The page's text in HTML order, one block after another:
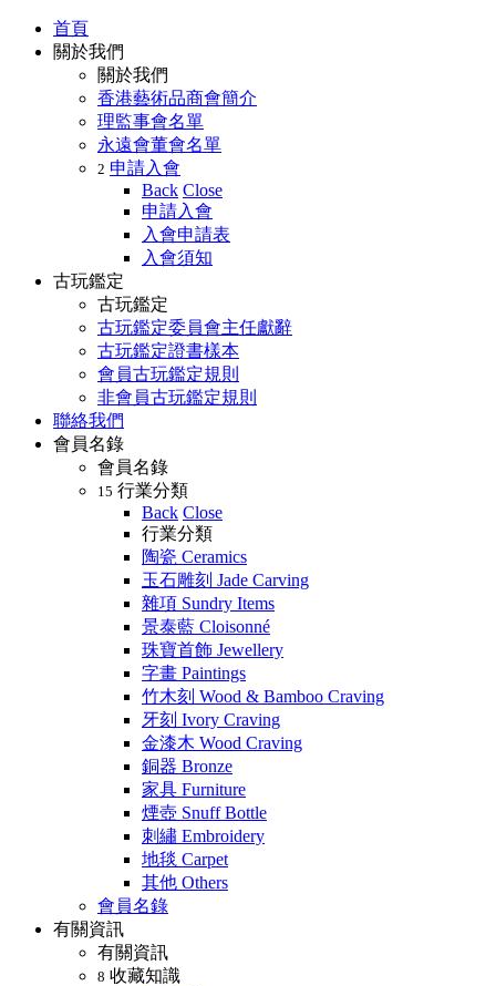
首頁
關於我們
關於我們
香港藝術品商會簡介
理監事會名單
永遠會董會名單
2 申請入會
Back Close
申請入會
入會申請表
入會須知
古玩鑑定
古玩鑑定
古玩鑑定委員會主任獻辭
古玩鑑定證書樣本
會員古玩鑑定規則
非會員古玩鑑定規則
聯絡我們
會員名錄
會員名錄
15 行業分類
Back Close
行業分類
陶瓷 Ceramics
玉石雕刻 Jade Carving
雜項 Sundry Items
景泰藍 Cloisonné
珠寶首飾 Jewellery
字畫 Paintings
竹木刻 Wood & Bamboo Craving
牙刻 Ivory Craving
金漆木 Wood Craving
銅器 Bronze
家具 Furniture
煙壺 Snuff Bottle
刺繡 Embroidery
地毯 Carpet
其他 Others
會員名錄
有關資訊
有關資訊
8 收藏知識